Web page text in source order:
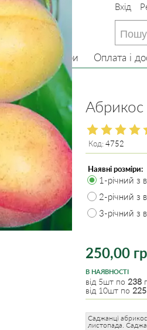
233-22-13
233-22-13
Вхід
нас Товари Оплата і
Код: 4752
250,00
Наявні розміри:
1-річний з
2-річний з
3-річний з
В НАЯВНОСТІ
від 5шт по 238
від 10шт по 225
Саджанці
листопада.